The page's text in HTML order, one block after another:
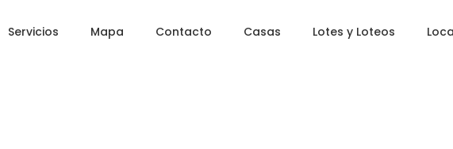
Servicios Mapa Contacto Casas Lotes y Loteos